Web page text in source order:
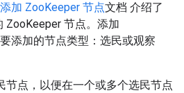
添加 ZooKeeper 节点文档 介绍了
ZooKeeper 节点。添加
添加的节点类型：选民或观察
节点，以便在一个或多个选民节点